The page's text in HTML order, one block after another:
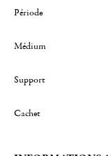
Période
Médium
Support
Cachet